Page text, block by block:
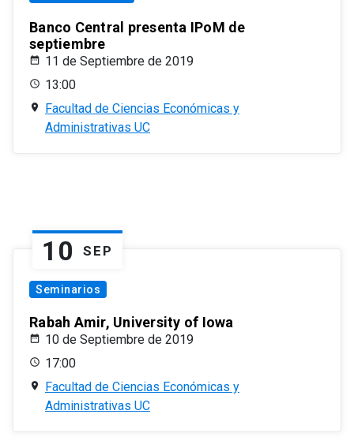
Banco Central presenta IPoM de
septiembre
11 de Septiembre de 2019
13:00
Facultad de Ciencias Económicas y
Administrativas UC
10 SEP
Seminarios
Rabah Amir, University of Iowa
10 de Septiembre de 2019
17:00
Facultad de Ciencias Económicas y
Administrativas UC